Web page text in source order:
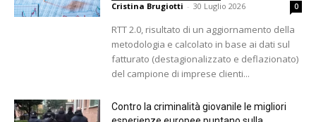
Cristina Brugiotti - 30 Luglio 2026 0
RTT 2.0, risultato di un aggiornamento della
metodologia e calcolato in base ai dati sul
fatturato (destagionalizzato e deflazionato)
del campione di imprese clienti...
Contro la criminalità giovanile le migliori